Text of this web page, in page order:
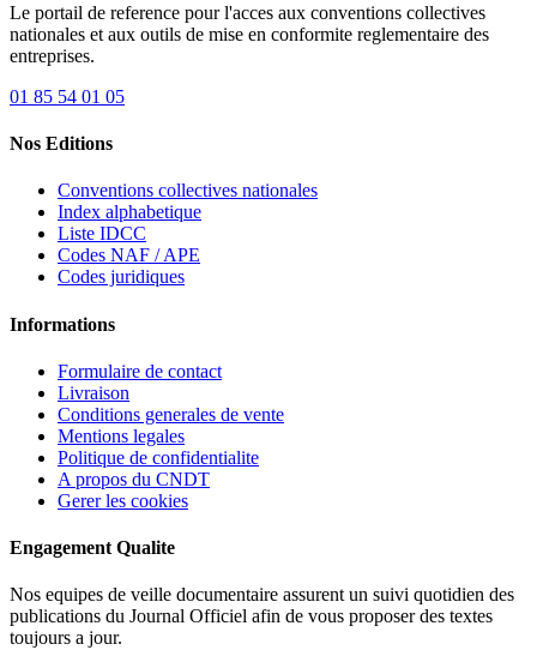
Le portail de reference pour l'acces aux conventions collectives
nationales et aux outils de mise en conformite reglementaire des
entreprises.
01 85 54 01 05
Nos Editions
Conventions collectives nationales
Index alphabetique
Liste IDCC
Codes NAF / APE
Codes juridiques
Informations
Formulaire de contact
Livraison
Conditions generales de vente
Mentions legales
Politique de confidentialite
A propos du CNDT
Gerer les cookies
Engagement Qualite
Nos equipes de veille documentaire assurent un suivi quotidien des
publications du Journal Officiel afin de vous proposer des textes
toujours a jour.